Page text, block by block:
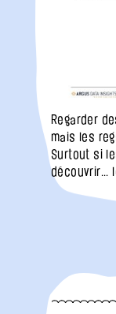
Regarder
mais les
Surtout si
découvrir...